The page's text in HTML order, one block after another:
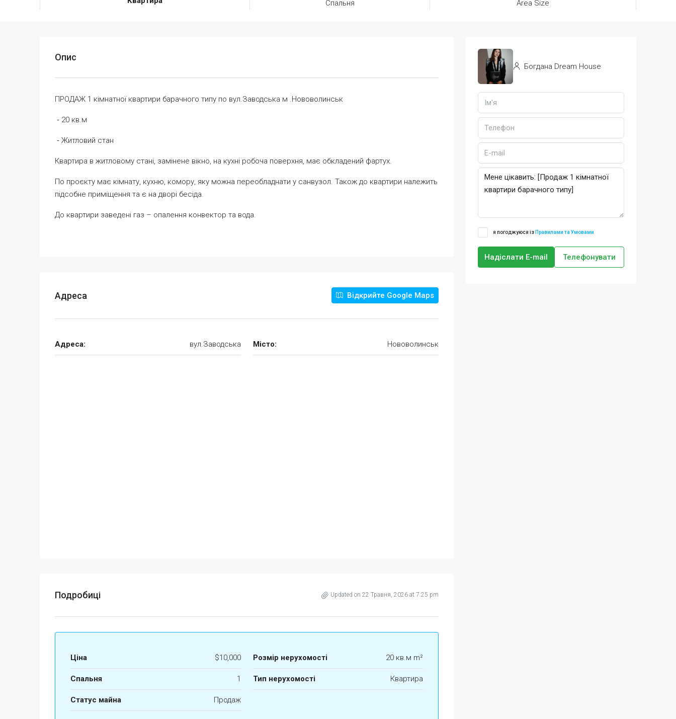
Спальня Area Size
Опис
ПРОДАЖ 1 кімнатної квартири барачного типу по вул.Заводська м .Нововолинськ
⁃ 20 кв.м
⁃ Житловий стан
Квартира в житловому стані, замінене вікно, на кухні робоча поверхня, має обкладений фартух.
По проєкту має кімнату, кухню, комору, яку можна переобладнати у санвузол. Також до квартири належить
підсобне приміщення та є на дворі бесіда.
До квартири заведені газ – опалення конвектор та вода.
Адреса Відкрийте Google Maps
Адреса: вул.Заводська Місто: Нововолинськ
Подробиці Updated on 22 Травня, 2026 at 7:25 pm
Ціна $10,000 Розмір нерухомості 20 кв.м m²
Спальня 1 Тип нерухомості Квартира
Статус майна Продаж
Богдана Dream House
я погоджуюся із Правилами та Умовами
Надіслати E-mail Телефонувати